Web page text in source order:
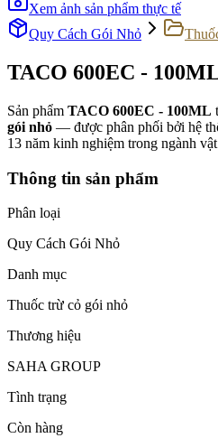
Xem ảnh sản phẩm thực tế
Quy Cách Gói Nhỏ
TACO 600EC -
Sản phẩm TACO 600EC - 100ML
gói nhỏ — được phân phối bởi hệ
13 năm kinh nghiệm trong ngành
Thông tin sản phẩm
Phân loại
Quy Cách Gói Nhỏ
Danh mục
Thuốc trừ cỏ gói nhỏ
Thương hiệu
SAHA GROUP
Tình trạng
Còn hàng